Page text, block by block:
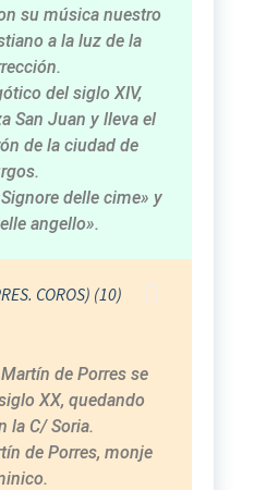
su música nuestro
a la luz de la
del siglo XIV,
San Juan y lleva el
de la ciudad de
delle cime» y
angello».
de Porres se
XX, quedando
la C/ Soria.
de Porres, monje